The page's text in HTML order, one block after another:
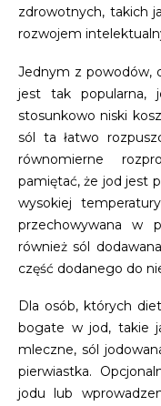
zdrowotnych, takich
rozwojem
Jednym z powodów,
jest tak popularna,
stosunkowo niski
sól ta łatwo
równomierne
pamiętać, że jod jest
wysokiej
przechowywana w
również sól
część dodanego do
Dla osób, których
bogate w jod, takie
mleczne, sól
pierwiastka.
jodu lub